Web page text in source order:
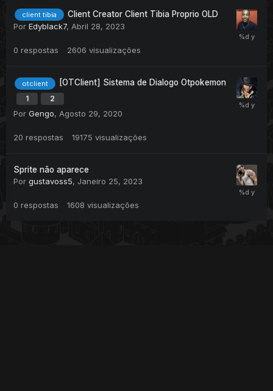
client tibia
Client Creator Client Tibia Proprio OLD
Por Edyblack7, Abril 28, 2023
0 respostas 2606 visualizações
otclient [OTClient] Sistema de Dialogo Otpokemon
1 2
Por Gengo, Agosto 29, 2020
20 respostas 19175 visualizações
Sprite não aparece
Por gustavoss5, Janeiro 25, 2023
0 respostas 1608 visualizações